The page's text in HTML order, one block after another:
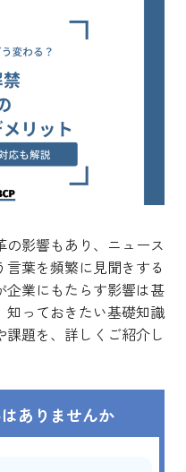
影響もあり、ニュース
葉を頻繁に見聞きする
企業にもたらす影響は甚
知っておきたい基礎知識
題を、詳しくご紹介し
ありませんか